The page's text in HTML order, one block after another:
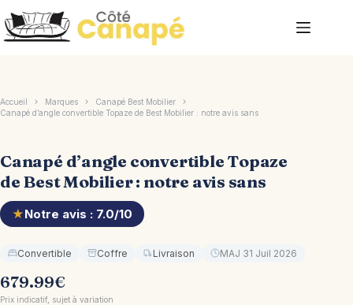
au
contenu
Accueil Marques
Canapé Best Mobilier
Canapé d’angle convertible Topaze de Best Mobilier : notre avis sans
Canapé d’angle convertible Topaze
de Best Mobilier : notre avis sans
★Notre avis : 7.0/10
Convertible Coffre Livraison MAJ 31 Juil 2026
679.99€
Prix indicatif, sujet à variation